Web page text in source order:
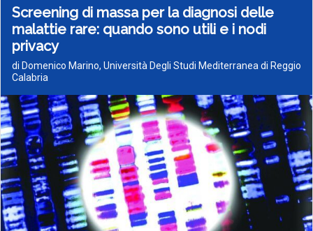
Screening di massa per la diagnosi delle
malattie rare: quando sono utili e i nodi
privacy
di Domenico Marino, Università Degli Studi Mediterranea di Reggio
Calabria